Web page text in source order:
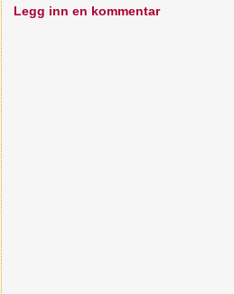
Legg inn en kommentar